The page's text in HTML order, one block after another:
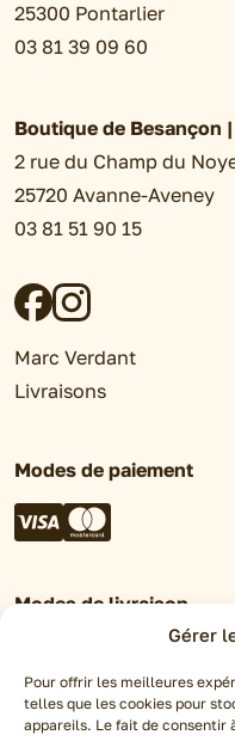
Gérer
Pour offrir les meilleures
telles que les cookies pour
appareils. Le fait de consentir
25300 Pontarlier
03 81 39 09 60
Boutique de Besançon
2 rue du Champ du
25720 Avanne-Aveney
03 81 51 90 15
Marc Verdant
Livraisons
Modes de paiement
Modes de livraison
Retrait en magasin
Click&Collect
Livraison Chronofresh